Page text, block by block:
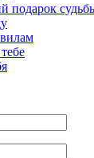
подарок